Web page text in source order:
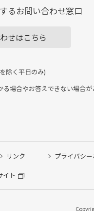
るお問い合わせ窓口
せはこちら
除く平日のみ)
場合やお答えできない場合が
リンク プライバシ
イト